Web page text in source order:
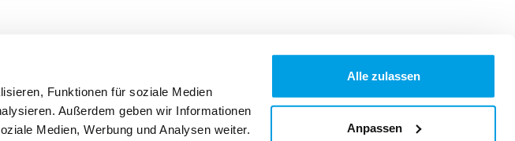
Funktionen für soziale Medien
Außerdem geben wir Informationen
Medien, Werbung und Analysen weiter.
Alle zulassen
Anpassen